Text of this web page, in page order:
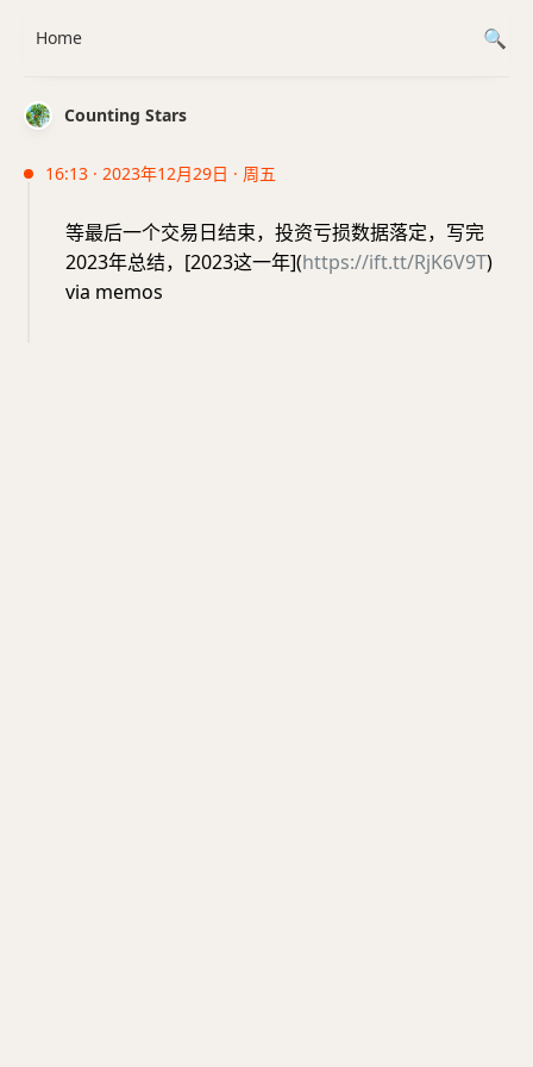
Counting Stars
16:13 · 2023年12月29日 · 周五
等最后一个交易日结束，投资亏损数据落定，写完
2023年总结，[2023这一年](https://ift.tt/RjK6V9T)
via memos
Home